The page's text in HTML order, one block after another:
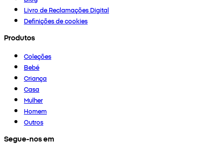
Livro de Reclamações Digital
Definições de cookies
Produtos
Coleções
Bebé
Criança
Casa
Mulher
Homem
Outros
Segue-nos em